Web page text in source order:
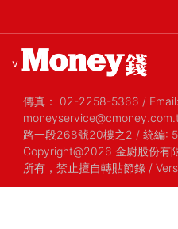
v
傳真： 02-2258-5366 / Email:
路一段268號20樓之2 / 統編:
Copyright@2026 金尉股份有
所有，禁止擅自轉貼節錄 /